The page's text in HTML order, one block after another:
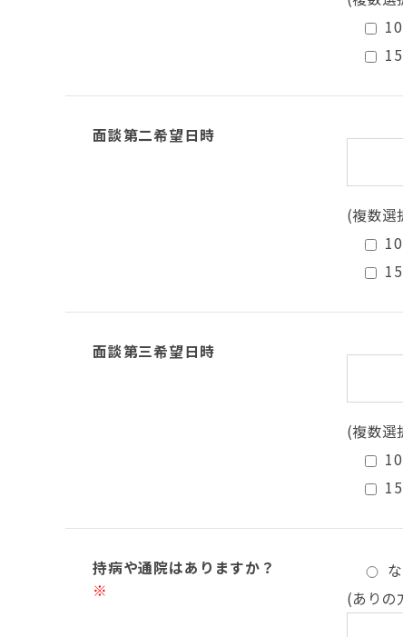
面談第二希望日時
(複数選
面談第三希望日時
(複数選
持病や通院はありますか？
※
(ありの